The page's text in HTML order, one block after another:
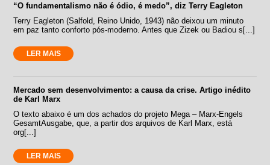
“O fundamentalismo não é ódio, é medo”, diz Terry Eagleton
Terry Eagleton (Salfold, Reino Unido, 1943) não deixou um minuto
em paz tanto conforto pós-moderno. Antes que Zizek ou Badiou s[...]
LER MAIS
Mercado sem desenvolvimento: a causa da crise. Artigo inédito
de Karl Marx
O texto abaixo é um dos achados do projeto Mega – Marx-Engels
GesamtAusgabe, que, a partir dos arquivos de Karl Marx, está
org[...]
LER MAIS